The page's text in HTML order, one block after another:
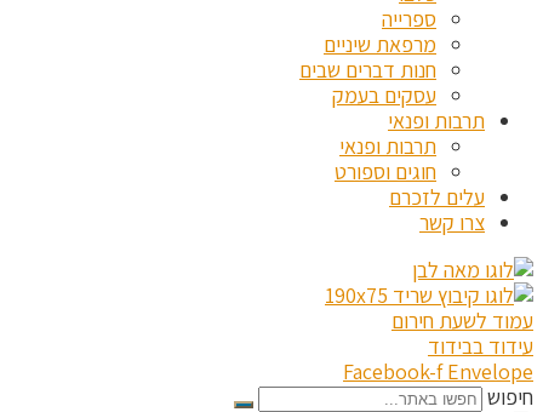
ספרייה
מרפאת שיניים
חנות דברים שבים
עסקים בעמק
תרבות ופנאי
תרבות ופנאי
חוגים וספורט
עלים לזכרם
צרו קשר
עמוד לשעת חירום
עידוד בבידוד
Facebook-f Envelope
חיפוש